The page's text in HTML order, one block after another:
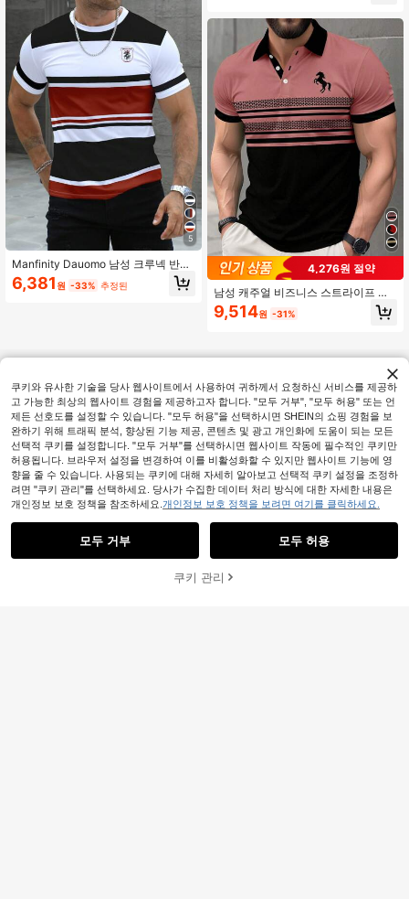
5
Manfinity Dauomo 남성 크루넥 반팔
스트라이프 캐주얼 탑, 일상 착용 티셔
츠
6,381 원 -33% 추정된
4,276원 절약
남성 캐주얼 비즈니스 스트라이프 프
린트 반팔 폴로 셔츠
9,514원 -31%
26% 할인! 장바구니 담기
쿠키와 유사한 기술을 당사 웹사이트에서 사용하여 귀하께서 요청하신 서비스를 제공하
고 가능한 최상의 웹사이트 경험을 제공하고자 합니다. "모두 거부", "모두 허용" 또는 언
제든 선호도를 설정할 수 있습니다. "모두 허용"을 선택하시면 SHEIN의 쇼핑 경험을 보
완하기 위해 트래픽 분석, 향상된 기능 제공, 콘텐츠 및 광고 개인화에 도움이 되는 모든
선택적 쿠키를 설정합니다. "모두 거부"를 선택하시면 웹사이트 작동에 필수적인 쿠키만
허용됩니다. 브라우저 설정을 변경하여 이를 비활성화할 수 있지만 웹사이트 기능에 영
향을 줄 수 있습니다. 사용되는 쿠키에 대해 자세히 알아보고 선택적 쿠키 설정을 조정하
려면 "쿠키 관리"를 선택하세요. 당사가 수집한 데이터 처리 방식에 대한 자세한 내용은
개인정보 보호 정책을 참조하세요. 개인정보 보호 정책을 보려면 여기를 클릭하세요.
모두 거부 모두 허용
쿠키 관리